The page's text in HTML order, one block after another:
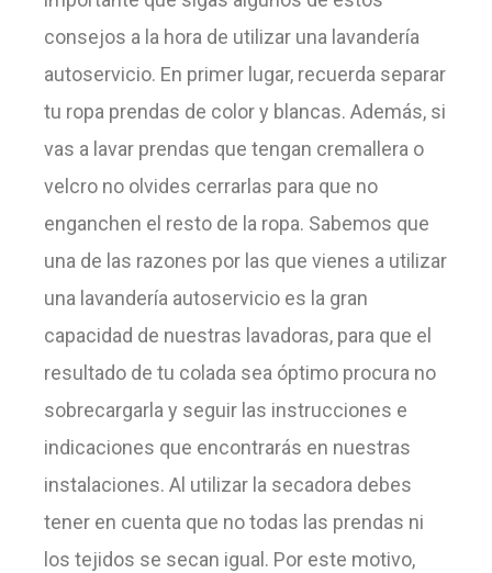
consejos a la hora de utilizar una lavandería
autoservicio. En primer lugar, recuerda separar
tu ropa prendas de color y blancas. Además, si
vas a lavar prendas que tengan cremallera o
velcro no olvides cerrarlas para que no
enganchen el resto de la ropa. Sabemos que
una de las razones por las que vienes a utilizar
una lavandería autoservicio es la gran
capacidad de nuestras lavadoras, para que el
resultado de tu colada sea óptimo procura no
sobrecargarla y seguir las instrucciones e
indicaciones que encontrarás en nuestras
instalaciones. Al utilizar la secadora debes
tener en cuenta que no todas las prendas ni
los tejidos se secan igual. Por este motivo,